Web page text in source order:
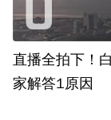
直播全拍下！
家解答1原因